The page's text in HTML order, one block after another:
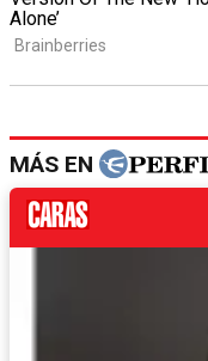
MÁS EN